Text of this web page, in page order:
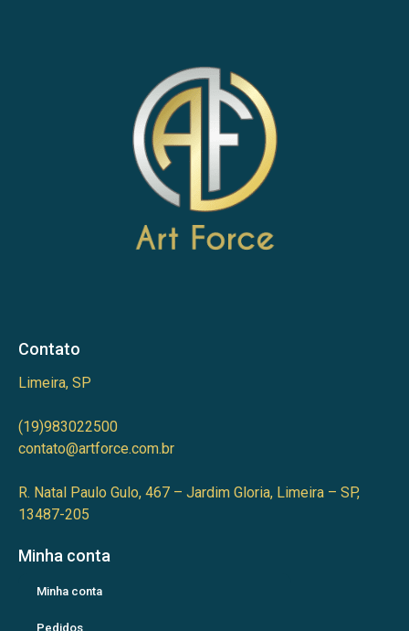
Contato
Limeira, SP
(19)983022500
contato@artforce.com.br
R. Natal Paulo Gulo, 467 – Jardim Gloria, Limeira – SP,
13487-205
Minha conta
Minha conta
Pedidos